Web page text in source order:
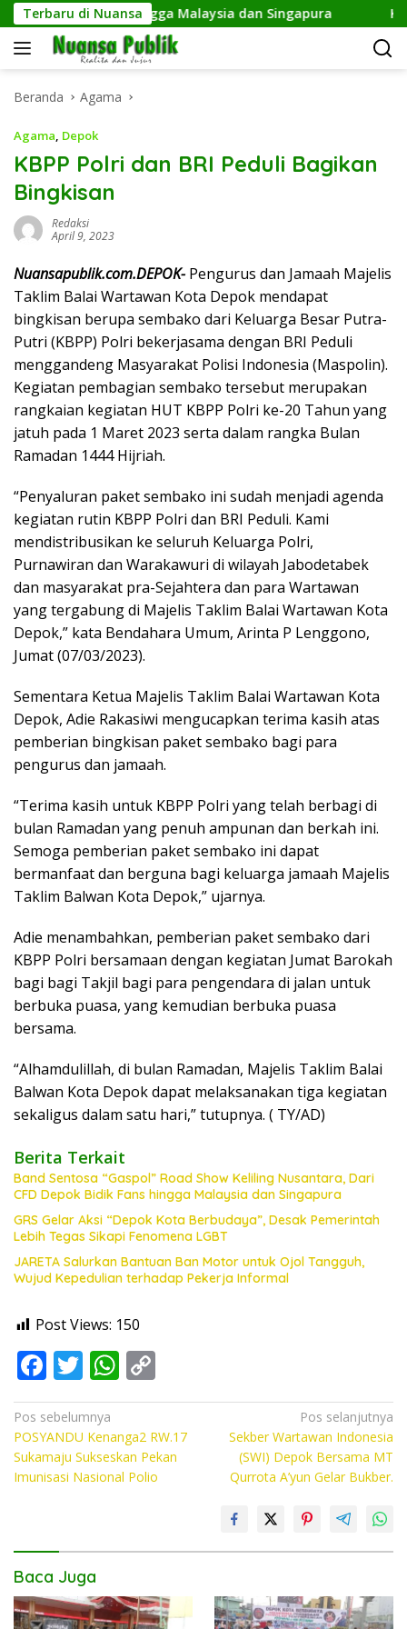
Langsung
ke
konten
Terbaru di Nuansa
Bidik Fans hingga Malaysia dan Singapura
Beranda Agama
Agama, Depok
KBPP Polri dan BRI Peduli Bagikan
Bingkisan
Redaksi
April 9, 2023
Nuansapublik.com.DEPOK- Pengurus dan Jamaah Majelis
Taklim Balai Wartawan Kota Depok mendapat
bingkisan berupa sembako dari Keluarga Besar Putra-
Putri (KBPP) Polri bekerjasama dengan BRI Peduli
menggandeng Masyarakat Polisi Indonesia (Maspolin).
Kegiatan pembagian sembako tersebut merupakan
rangkaian kegiatan HUT KBPP Polri ke-20 Tahun yang
jatuh pada 1 Maret 2023 serta dalam rangka Bulan
Ramadan 1444 Hijriah.
“Penyaluran paket sembako ini sudah menjadi agenda
kegiatan rutin KBPP Polri dan BRI Peduli. Kami
mendistribusikan ke seluruh Keluarga Polri,
Purnawiran dan Warakawuri di wilayah Jabodetabek
dan masyarakat pra-Sejahtera dan para Wartawan
yang tergabung di Majelis Taklim Balai Wartawan Kota
Depok,” kata Bendahara Umum, Arinta P Lenggono,
Jumat (07/03/2023).
Sementara Ketua Majelis Taklim Balai Wartawan Kota
Depok, Adie Rakasiwi mengucapkan terima kasih atas
pemberian bingkisan paket sembako bagi para
pengurus dan jamaah.
“Terima kasih untuk KBPP Polri yang telah berbagi di
bulan Ramadan yang penuh ampunan dan berkah ini.
Semoga pemberian paket sembako ini dapat
bermanfaat dan berguna bagi keluarga jamaah Majelis
Taklim Balwan Kota Depok,” ujarnya.
Adie menambahkan, pemberian paket sembako dari
KBPP Polri bersamaan dengan kegiatan Jumat Barokah
bagi bagi Takjil bagi para pengendara di jalan untuk
berbuka puasa, yang kemudian berbuka puasa
bersama.
“Alhamdulillah, di bulan Ramadan, Majelis Taklim Balai
Balwan Kota Depok dapat melaksanakan tiga kegiatan
sekaligus dalam satu hari,” tutupnya. ( TY/AD)
Berita Terkait
Band Sentosa “Gaspol” Road Show Keliling Nusantara, Dari
CFD Depok Bidik Fans hingga Malaysia dan Singapura
GRS Gelar Aksi “Depok Kota Berbudaya”, Desak Pemerintah
Lebih Tegas Sikapi Fenomena LGBT
JARETA Salurkan Bantuan Ban Motor untuk Ojol Tangguh,
Wujud Kepedulian terhadap Pekerja Informal
Post Views: 150
F
ac
e
b
o
T
w
itt
er
W
h
at
s
A
o
p
y
Li
Navigasi
pos
Pos sebelumnya
POSYANDU Kenanga2 RW.17
Sukamaju Sukseskan Pekan
Imunisasi Nasional Polio
Pos selanjutnya
Sekber Wartawan Indonesia
(SWI) Depok Bersama MT
Qurrota A’yun Gelar Bukber.
Baca Juga